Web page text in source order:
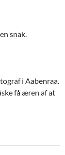
snak.
i Aabenraa.
få æren af at